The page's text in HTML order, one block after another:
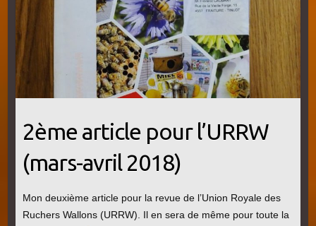
2ème article pour l’URRW
(mars-avril 2018)
Mon deuxième article pour la revue de l’Union Royale des
Ruchers Wallons (URRW). Il en sera de même pour toute la